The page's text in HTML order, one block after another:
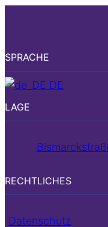
SPRACHE
DE
LAGE
RECHTLICHES
Datenschutz